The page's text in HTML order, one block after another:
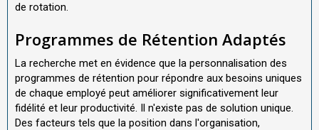
de rotation.
Programmes de Rétention Adaptés
La recherche met en évidence que la personnalisation des
programmes de rétention pour répondre aux besoins uniques
de chaque employé peut améliorer significativement leur
fidélité et leur productivité. Il n'existe pas de solution unique.
Des facteurs tels que la position dans l'organisation,